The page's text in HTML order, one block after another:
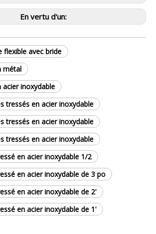
En vertu d'un:
flexible avec bride
métal
acier inoxydable
tressés en acier inoxydable
tressés en acier inoxydable
tressés en acier inoxydable
en acier inoxydable 1/2
en acier inoxydable de 3 po
en acier inoxydable de 2'
en acier inoxydable de 1'